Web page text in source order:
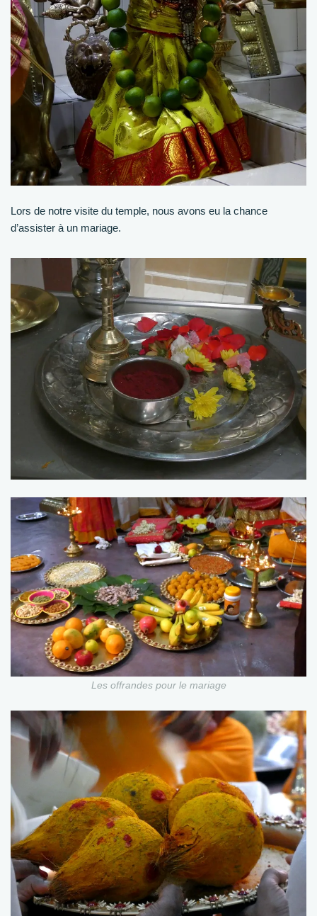
Lors de notre visite du temple, nous avons eu la chance
d’assister à un mariage.
Les offrandes pour le mariage